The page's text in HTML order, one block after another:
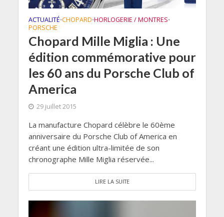
ACTUALITÉ•CHOPARD•HORLOGERIE / MONTRES•
PORSCHE
Chopard Mille Miglia : Une
édition commémorative pour
les 60 ans du Porsche Club of
America
29 juillet 2015
La manufacture Chopard célèbre le 60ème
anniversaire du Porsche Club of America en
créant une édition ultra-limitée de son
chronographe Mille Miglia réservée...
LIRE LA SUITE